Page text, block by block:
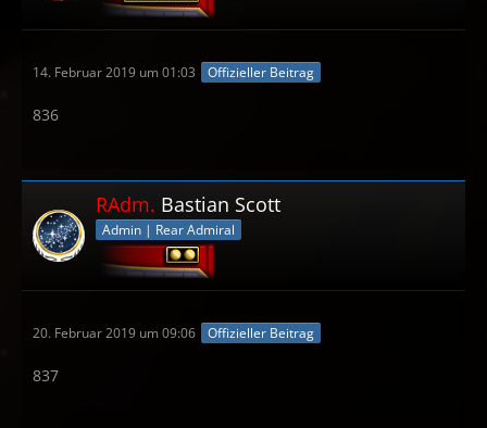
14. Februar 2019 um 01:03 Offizieller Beitrag
836
RAdm. Bastian Scott
Admin | Rear Admiral
20. Februar 2019 um 09:06 Offizieller Beitrag
837